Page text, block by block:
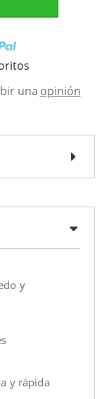
una opinión
y
y rápida